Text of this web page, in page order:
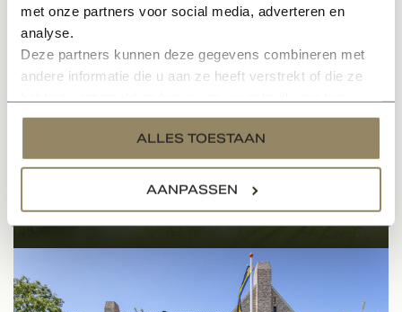
met onze partners voor social media, adverteren en
analyse.
Deze partners kunnen deze gegevens combineren met
andere informatie die u aan ze heeft verstrekt of die ze
services.
ALLES TOESTAAN
AANPASSEN
Nieuwbouw kempische woning Hendrik-
Ido-Ambacht
PROJECT BEKIJKEN